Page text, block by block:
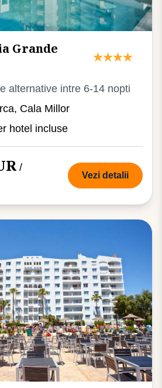
Grande
alternative intre 6-14 nopti
Cala Millor
hotel incluse
/
Vezi detalii